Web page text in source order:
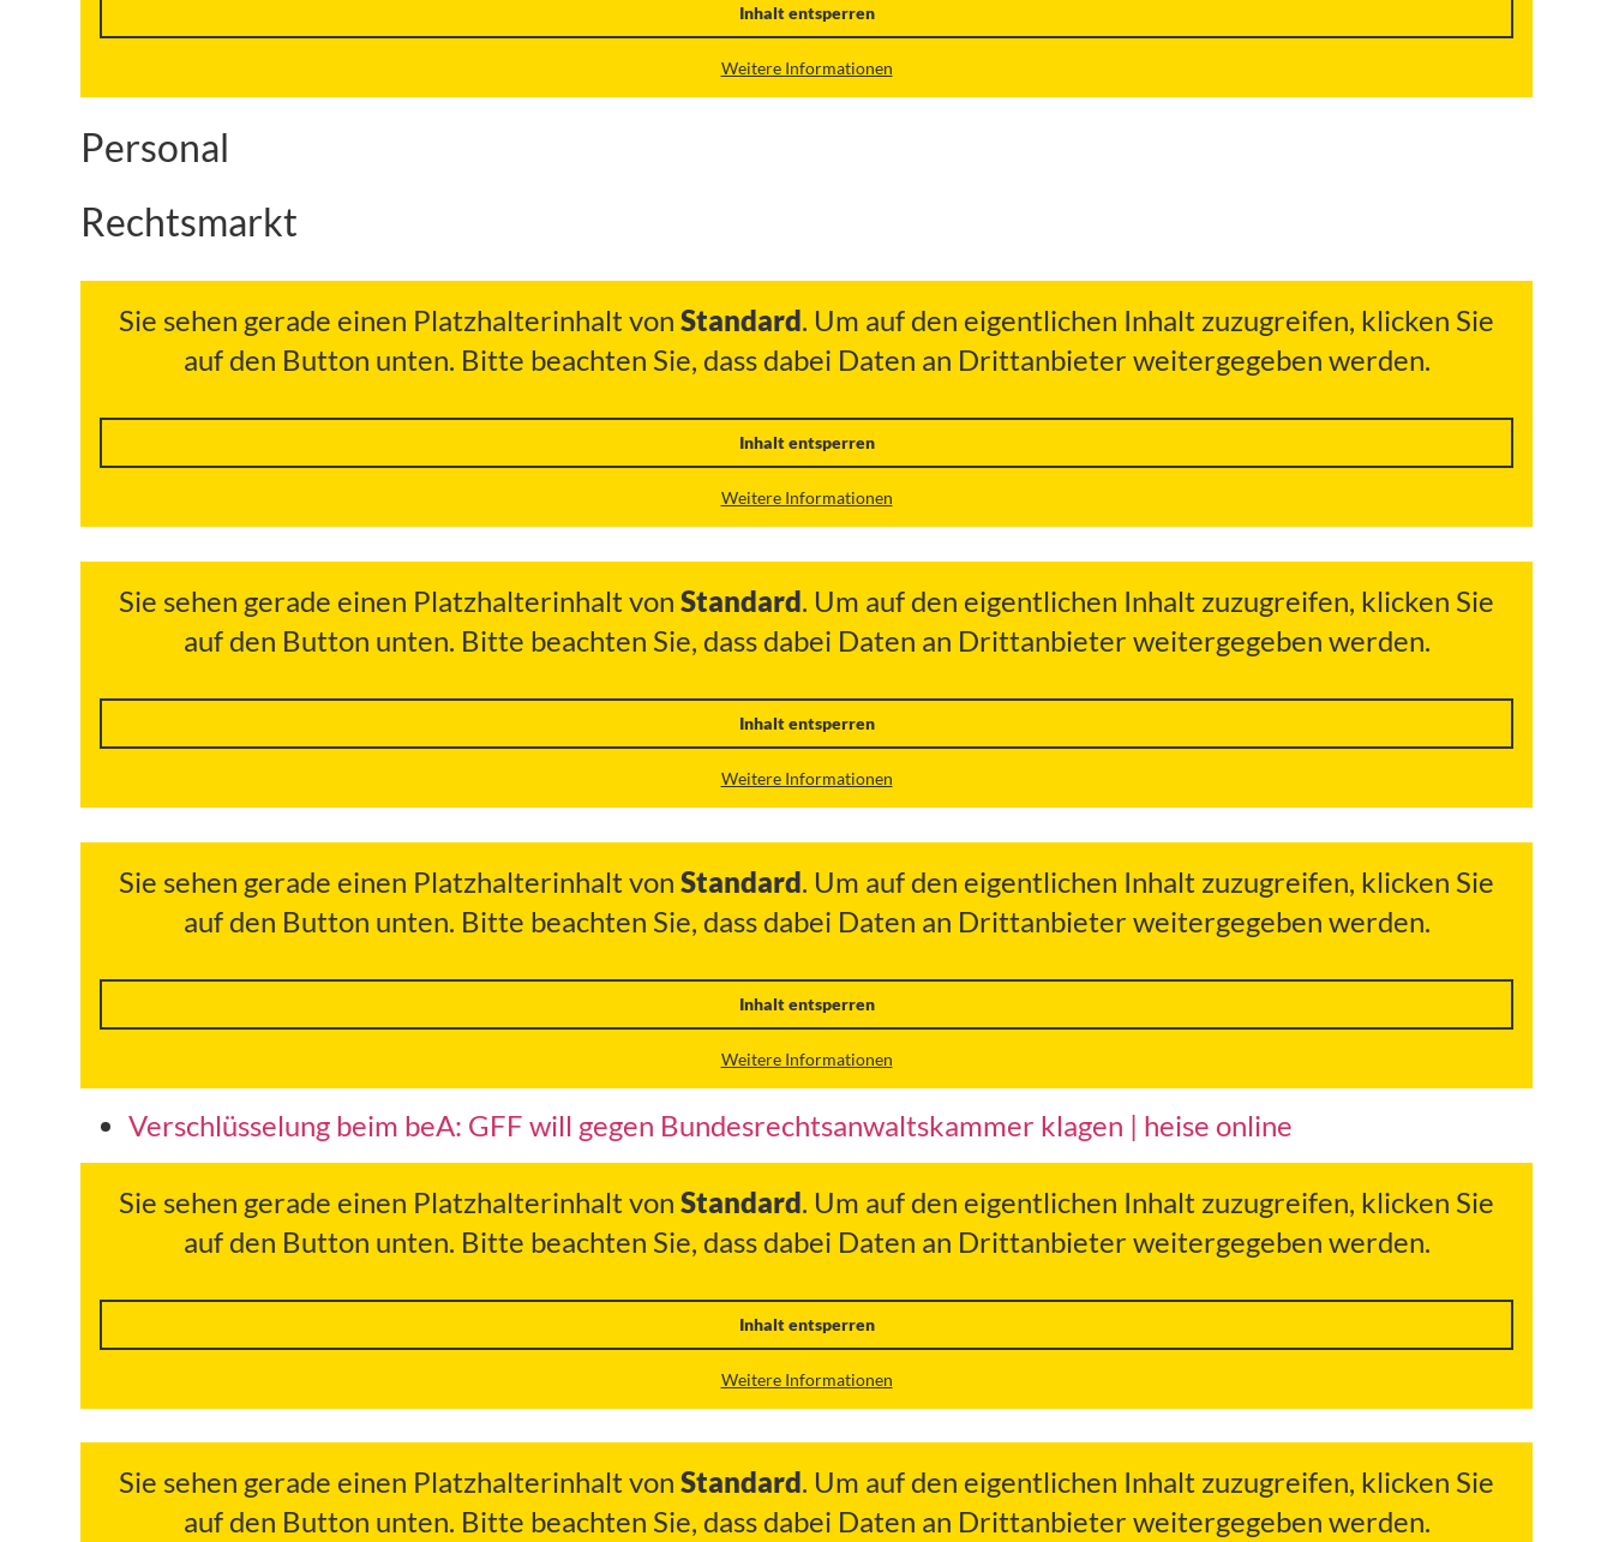
Inhalt entsperren
Weitere Informationen
Personal
Rechtsmarkt
Sie sehen gerade einen Platzhalterinhalt von Standard. Um auf den eigentlichen Inhalt zuzugreifen, klicken Sie
auf den Button unten. Bitte beachten Sie, dass dabei Daten an Drittanbieter weitergegeben werden.
Inhalt entsperren
Weitere Informationen
Sie sehen gerade einen Platzhalterinhalt von Standard. Um auf den eigentlichen Inhalt zuzugreifen, klicken Sie
auf den Button unten. Bitte beachten Sie, dass dabei Daten an Drittanbieter weitergegeben werden.
Inhalt entsperren
Weitere Informationen
Sie sehen gerade einen Platzhalterinhalt von Standard. Um auf den eigentlichen Inhalt zuzugreifen, klicken Sie
auf den Button unten. Bitte beachten Sie, dass dabei Daten an Drittanbieter weitergegeben werden.
Inhalt entsperren
Weitere Informationen
Verschlüsselung beim beA: GFF will gegen Bundesrechtsanwaltskammer klagen | heise online
Sie sehen gerade einen Platzhalterinhalt von Standard. Um auf den eigentlichen Inhalt zuzugreifen, klicken Sie
auf den Button unten. Bitte beachten Sie, dass dabei Daten an Drittanbieter weitergegeben werden.
Inhalt entsperren
Weitere Informationen
Sie sehen gerade einen Platzhalterinhalt von Standard. Um auf den eigentlichen Inhalt zuzugreifen, klicken Sie
auf den Button unten. Bitte beachten Sie, dass dabei Daten an Drittanbieter weitergegeben werden.